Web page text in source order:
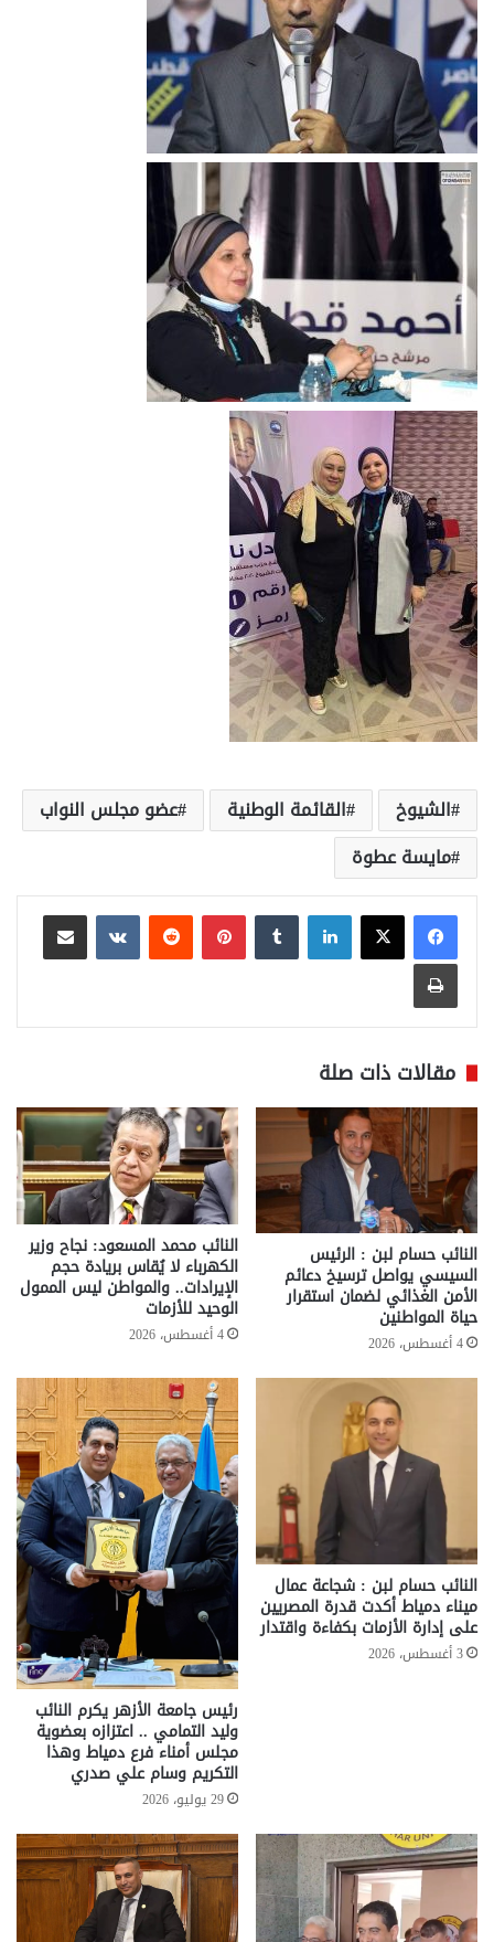
الشيوخ القائمة الوطنية
عضو مجلس النواب
مايسة عطوة
لينكدإن بينتيريست
مشاركة عبر البريد
طباعة
مقالات ذات صلة
النائب حسام لبن : الرئيس
السيسي يواصل ترسيخ دعائم
الأمن الغذائي لضمان استقرار
حياة المواطنين
4 أغسطس، 2026
النائب محمد المسعود: نجاح وزير
الكهرباء لا يُقاس بريادة حجم
الإيرادات.. والمواطن ليس الممول
الوحيد للأزمات
4 أغسطس، 2026
النائب حسام لبن : شجاعة عمال
ميناء دمياط أكدت قدرة المصريين
على إدارة الأزمات بكفاءة واقتدار
3 أغسطس، 2026
رئيس جامعة الأزهر يكرم النائب
وليد التمامي .. اعتزازه بعضوية
مجلس أمناء فرع دمياط وهذا
التكريم وسام علي صدري
29 يوليو، 2026